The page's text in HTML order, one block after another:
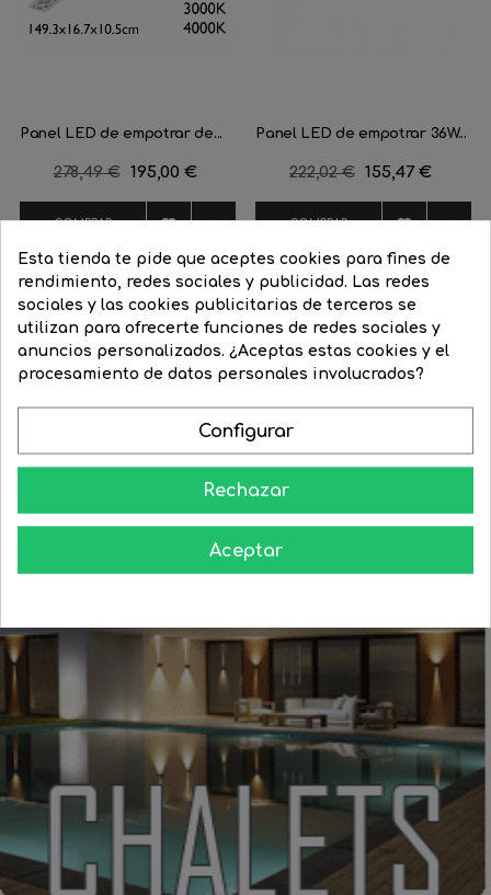
Panel LED de empotrar de...
Precio
278,49 € Precio
195,00 €
COMPRAR  
Panel LED de empotrar 36W...
Precio
222,02 € Precio
155,47 €
COMPRAR  
Esta tienda te pide que aceptes cookies para fines de
rendimiento, redes sociales y publicidad. Las redes
sociales y las cookies publicitarias de terceros se
utilizan para ofrecerte funciones de redes sociales y
anuncios personalizados. ¿Aceptas estas cookies y el
procesamiento de datos personales involucrados?
Configurar
Rechazar
Aceptar